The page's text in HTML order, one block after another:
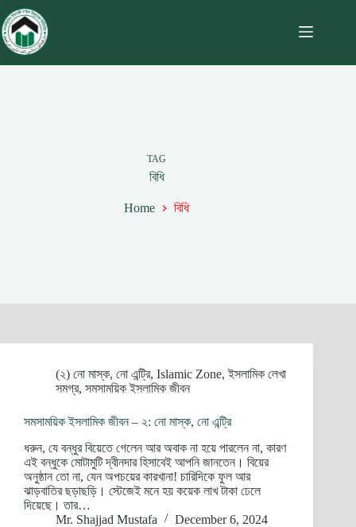
TAG
বিধি
Home বিধি
(২) নো মাস্ক, নো এন্ট্রি, Islamic Zone,ইসলামিক লেখা
সমগ্র, সমসাময়িক ইসলামিক জীবন
সমসাময়িক ইসলামিক জীবন – ২: নো মাস্ক, নো এন্ট্রি
ধরুন, যে বন্ধুর বিয়েতে গেলেন আর অবাক না হয়ে পারলেন না, কারণ
এই বন্ধুকে মোটামুটি দ্বীনদার হিসাবেই আপনি জানতেন। বিয়ের
অনুষ্ঠান তো না, যেন অপচয়ের কারখানা! চারিদিকে ফুল আর
ঝাড়বাতির ছড়াছড়ি। স্টেজেই মনে হয় কয়েক লাখ টাকা ঢেলে
দিয়েছে। তার…
Mr. Shajjad Mustafa
December 6, 2024